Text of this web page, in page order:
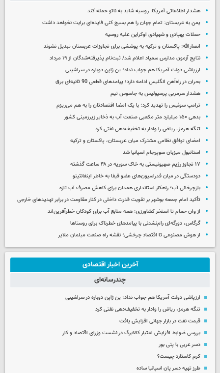
هشدار اطلاعاتی آمریکا: روسیه شاید به ناتو حمله کند
یمن به عربستان: تمام جهان را هم بسیج کنی فایده‌ای برایت نخواهد داشت
حملات پهپادی و شهپادی اوکراین علیه روسیه
انصارالله: پاکستان و ترکیه به پوششی برای تجاوزات عربستان تبدیل نشوند
نتایج آزمون مدارس سمپاد اعلام شد/ ثبت‌نام پذیرفته‌شدگان از ۱۹ مرداد
ارزپاشی دولت آمریکا هم جواب نداد؛ ین ژاپن دوباره در سراشیبی
بحران در راه‌آهن انگلیس ادامه دارد؛ پیامدهای قطعی 90 ثانیه‌ای برق
هشدار سرمربی پرسپولیس به جاسوس تیم
ترامپ سوئیس را تهدید کرد؛ با یک امضا اقتصادتان را به هم می‌ریزم
بدهی ۱۵۰ میلیارد متر مکعبی صنعت آب به ذخایر زیرزمینی کشور
تنگه هرمز، ریاض را وادار به تخفیف‌دهی نفتی کرد
امضای توافق نظامی مشترک میان عربستان، پاکستان و ترکیه
استانبول میزبان سوپرجام اسپانیا شد
۱۷ تجاوز رژیم صهیونیستی به خاک سوریه در ۴۸ ساعت گذشته
دودستگی در میان فدراسیون‌های عضو فیفا به خاطر اینفانتینو
بازچرخانی آب؛ راهکار استانداری همدان برای کاهش مصرف آب تازه
تأکید امام جمعه بوشهر بر تقویت قدرت داخلی در کنار مقاومت در برابر تهدیدهای خارجی
از وان حمام تا استخر کشاورزی؛ همه منابع آب برای کودکان خطرآفرین‌اند
گرگاس، دورگه‌ای رام‌نشدنی با پیامدهای خطرناک برای روستاها
از هوش مصنوعی تا اقتصاد چرخشی؛ نقشه راه صنعت مبلمان ملایر
آخرین اخبار اقتصادی
چندرسانه‌ای
ارزپاشی دولت آمریکا هم جواب نداد؛ ین ژاپن دوباره در سراشیبی
تنگه هرمز، ریاض را وادار به تخفیف‌دهی نفتی کرد
قیمت نفت در بازار جهانی افزایش یافت
بررسی ضوابط افزایش اعتبار کالابرگ در نشست وزرای اقتصاد و کار
دسر عربی با پتی بور
کرم کاستارد چیست؟
طرز تهیه دسر پان اسپانیا ساده